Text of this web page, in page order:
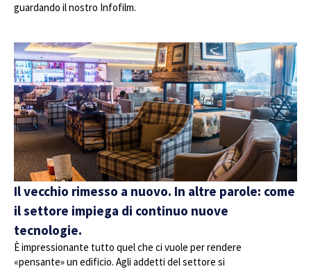
guardando il nostro Infofilm.
Il vecchio rimesso a nuovo. In altre parole: come
il settore impiega di continuo nuove
tecnologie.
È impressionante tutto quel che ci vuole per rendere
«pensante» un edificio. Agli addetti del settore si